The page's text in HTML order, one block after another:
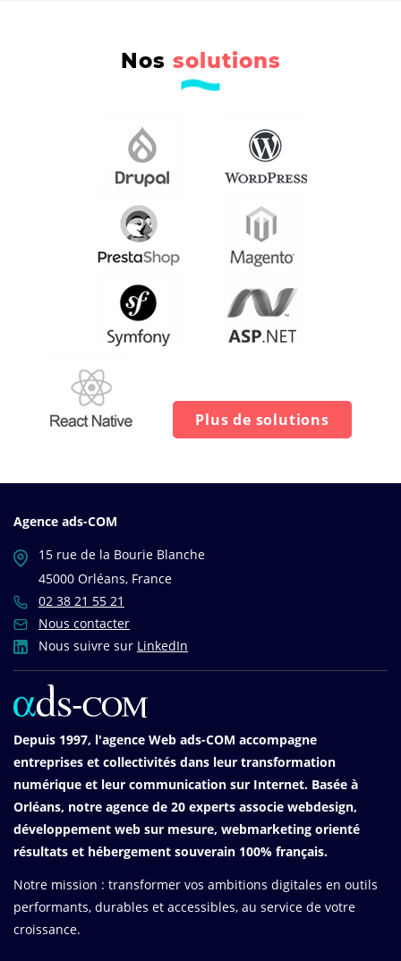
Nos solutions
Plus de solutions
Agence ads-COM
15 rue de la Bourie Blanche
45000 Orléans, France
02 38 21 55 21
Nous contacter
Nous suivre sur LinkedIn
Depuis 1997, l'agence Web ads-COM accompagne
entreprises et collectivités dans leur transformation
numérique et leur communication sur Internet. Basée à
Orléans, notre agence de 20 experts associe webdesign,
développement web sur mesure, webmarketing orienté
résultats et hébergement souverain 100% français.
Notre mission : transformer vos ambitions digitales en outils
performants, durables et accessibles, au service de votre
croissance.